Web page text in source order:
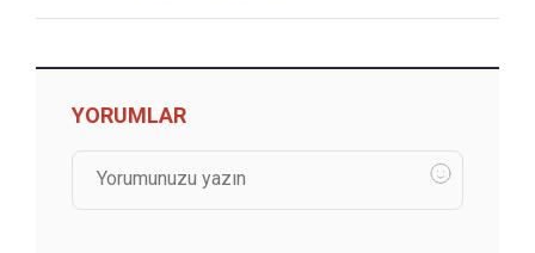
YORUMLAR